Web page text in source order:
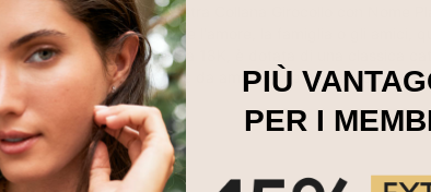
persona speciale! La nostra Collana Girocollo con Nome
Perfetto per festeggiare l'amore, la famiglia o gli amici,
sterling placcato in rosa 18K, è dotata di una classica
collane da personalizzaree da amare sulle nostre
18K. Perfezione pura!
PIÙ
PER I